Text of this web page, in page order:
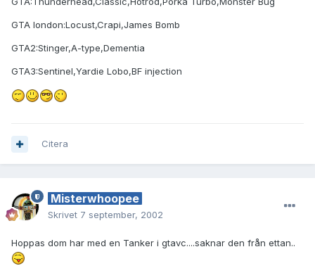
GTA london:Locust,Crapi,James Bomb
GTA2:Stinger,A-type,Dementia
GTA3:Sentinel,Yardie Lobo,BF injection
Citera
Misterwhoopee
Skrivet 7 september, 2002
Hoppas dom har med en Tanker i gtavc....saknar den från ettan..